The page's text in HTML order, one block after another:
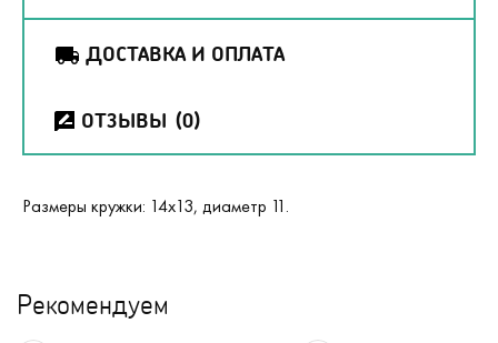
ДОСТАВКА И ОПЛАТА
ОТЗЫВЫ (0)
Размеры кружки: 14х13, диаметр 11.
Рекомендуем